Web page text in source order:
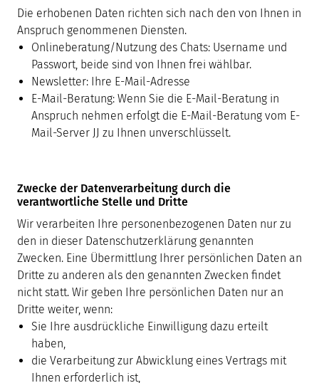
Die erhobenen Daten richten sich nach den von Ihnen in
Anspruch genommenen Diensten.
Onlineberatung/Nutzung des Chats: Username und
Passwort, beide sind von Ihnen frei wählbar.
Newsletter: Ihre E-Mail-Adresse
E-Mail-Beratung: Wenn Sie die E-Mail-Beratung in
Anspruch nehmen erfolgt die E-Mail-Beratung vom E-
Mail-Server JJ zu Ihnen unverschlüsselt.
Zwecke der Datenverarbeitung durch die
verantwortliche Stelle und Dritte
Wir verarbeiten Ihre personenbezogenen Daten nur zu
den in dieser Datenschutzerklärung genannten
Zwecken. Eine Übermittlung Ihrer persönlichen Daten an
Dritte zu anderen als den genannten Zwecken findet
nicht statt. Wir geben Ihre persönlichen Daten nur an
Dritte weiter, wenn:
Sie Ihre ausdrückliche Einwilligung dazu erteilt
haben,
die Verarbeitung zur Abwicklung eines Vertrags mit
Ihnen erforderlich ist,